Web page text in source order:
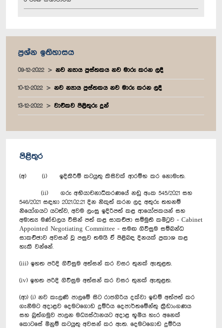
ප්‍රශ්න ඉතිහාසය
09-12-2022 නව න්‍යාය පුස්තකය නව මාරු කරන ලදී
10-12-2022 නව න්‍යාය පුස්තකය නව මාරු කරන ලදී
13-12-2022 වාචිකව පිළිතුරු දුන්
පිළිතුර
(අ) (i) ඉදිකිරීම් කටයුතු කිසිවක් ආරම්භ කර නොමැත.
(ii) ගරු අභියාචනාධිකරණයේ නඩු අංක 545/2021 සහ
546/2021 සඳහා 2021.02.21 දින නිකුත් කරන ලද අතුරු තහනම්
නියෝගයට යටත්ව, අවම ලංසු ඉදිරිපත් කළ ආයෝජකයන් සහ
අමාත්‍ය මණ්ඩලය විසින් පත් කළ සාකච්ඡා සම්මුති කමිටුව - Cabinet
Appointed Negotiating Committee - සමඟ ගිවිසුම සම්බන්ධ
සාකච්ඡාව අවසන් වූ පසුව තමයි ඒ පිළිබඳ දිනයක් ප්‍රකාශ කළ
හැකි වන්නේ.
(iii) ඉහත පරිදි ගිවිසුම අත්සන් කර වසර තුනක් ඇතුළත.
(iv) ඉහත පරිදි ගිවිසුම අත්සන් කර වසර තුනක් ඇතුළත.
(ආ) (i) නව කැලණි පාලමේ සිට රාජගිරිය දක්වා ඉඩම් අත්පත් කර
ගැනීමට අදාළව දෙමටගොඩ දුම්රිය දෙපාර්තමේන්තු ක්‍රීඩාංගණය
සහ බුත්ගමුව පාලන මධ්‍යස්ථානයට අදාළ භූමිය හැර අනෙක්
කොටසේ මිනුම් කටයුතු අවසන් කර ඇත. දෙමටගොඩ දුම්රිය